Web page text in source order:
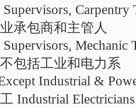
Carpentry
承包商和主管人
Mechanic
包括工业和电力系
Industrial &
Industrial Electricians